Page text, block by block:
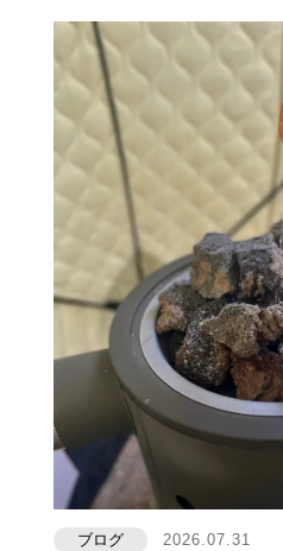
ブログ 2026.07.31